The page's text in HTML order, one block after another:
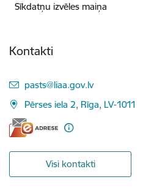
Sīkdatņu izvēles maiņa
Kontakti
E-pasts:
pasts@liaa.gov.lv
Pērses iela 2, Rīga, LV-1011
Visi kontakti